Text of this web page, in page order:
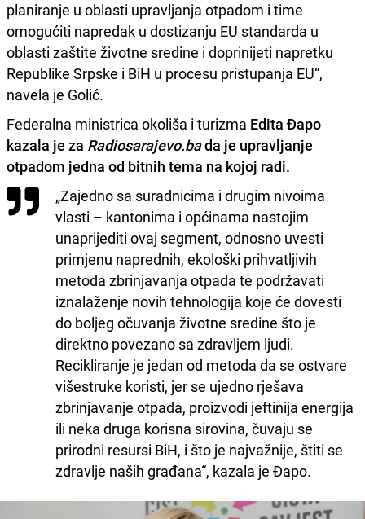
planiranje u oblasti upravljanja otpadom i time
omogućiti napredak u dostizanju EU standarda u
oblasti zaštite životne sredine i doprinijeti napretku
Republike Srpske i BiH u procesu pristupanja EU“,
navela je Golić.
Federalna ministrica okoliša i turizma Edita Đapo
kazala je za Radiosarajevo.bada je upravljanje
otpadom jedna od bitnih tema na kojoj radi.
„Zajedno sa suradnicima i drugim nivoima
vlasti – kantonima i općinama nastojim
unaprijediti ovaj segment, odnosno uvesti
primjenu naprednih, ekološki prihvatljivih
metoda zbrinjavanja otpada te podržavati
iznalaženje novih tehnologija koje će dovesti
do boljeg očuvanja životne sredine što je
direktno povezano sa zdravljem ljudi.
Recikliranje je jedan od metoda da se ostvare
višestruke koristi, jer se ujedno rješava
zbrinjavanje otpada, proizvodi jeftinija energija
ili neka druga korisna sirovina, čuvaju se
prirodni resursi BiH, i što je najvažnije, štiti se
zdravlje naših građana“, kazala je Đapo.